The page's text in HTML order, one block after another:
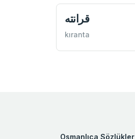
قرانته
kıranta
Osmanlıca Sözlükler